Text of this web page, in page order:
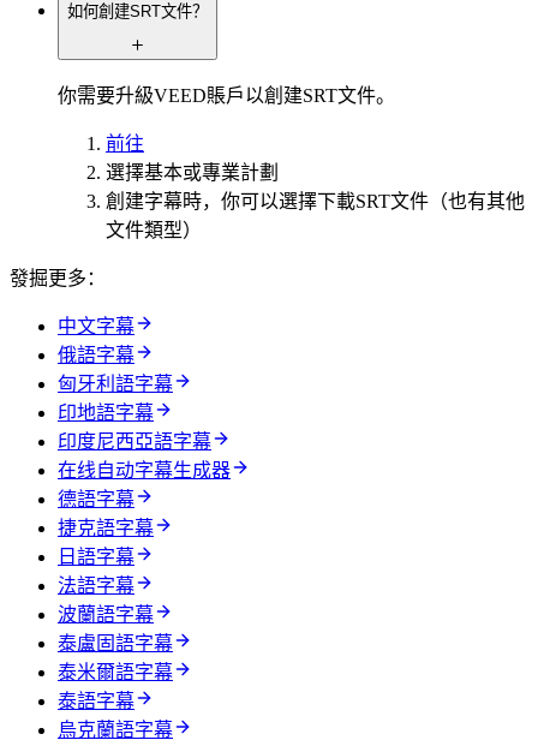
如何創建SRT文件？
你需要升級VEED賬戶以創建SRT文件。
前往
選擇基本或專業計劃
創建字幕時，你可以選擇下載SRT文件（也有其他
文件類型）
發掘更多：
中文字幕
俄語字幕
匈牙利語字幕
印地語字幕
印度尼西亞語字幕
在线自动字幕生成器
德語字幕
捷克語字幕
日語字幕
法語字幕
波蘭語字幕
泰盧固語字幕
泰米爾語字幕
泰語字幕
烏克蘭語字幕